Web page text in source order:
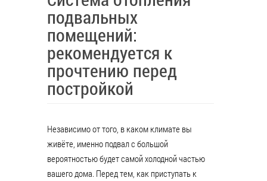
подвальных
помещений:
рекомендуется к
прочтению перед
постройкой
Независимо от того, в каком климате вы
живёте, именно подвал с большой
вероятностью будет самой холодной частью
вашего дома. Перед тем, как приступать к